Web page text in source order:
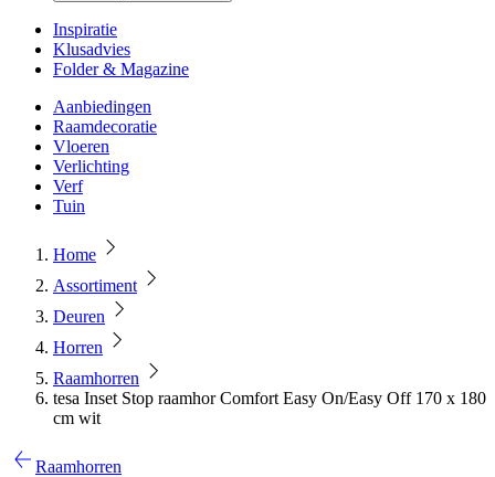
Inspiratie
Klusadvies
Folder & Magazine
Aanbiedingen
Raamdecoratie
Vloeren
Verlichting
Verf
Tuin
Home
Assortiment
Deuren
Horren
Raamhorren
tesa Inset Stop raamhor Comfort Easy On/Easy Off 170 x 180
cm wit
Raamhorren